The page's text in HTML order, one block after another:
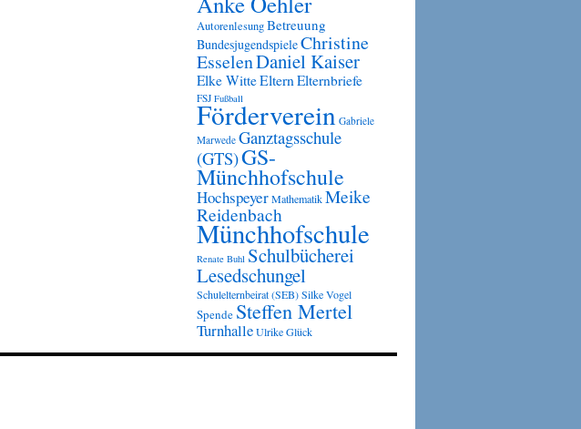
AutorenlesungBetreuung
BundesjugendspieleChristine
EsselenDaniel Kaiser
Elke WitteEltern Elternbriefe
FSJ Fußball
Förderverein Gabriele
Marwede Ganztagsschule
(GTS)GS-
Münchhofschule
HochspeyerMathematikMeike
Reidenbach
Münchhofschule
Renate Buhl Schulbücherei
Lesedschungel
Schulelternbeirat (SEB)Silke Vogel
Spende Steffen Mertel
TurnhalleUlrike Glück